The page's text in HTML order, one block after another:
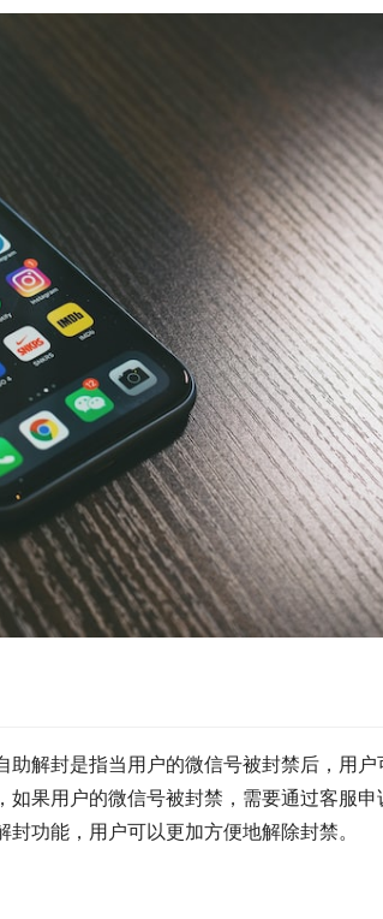
解封是指当用户的微信号被封禁后，用户
果用户的微信号被封禁，需要通过客服申
功能，用户可以更加方便地解除封禁。